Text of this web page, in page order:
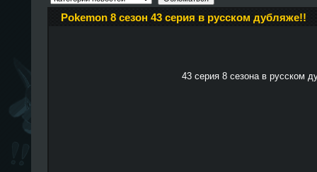
Pokemon 8 сезон 43 серия в русском дубляже!!
43 серия 8 сезона в русском